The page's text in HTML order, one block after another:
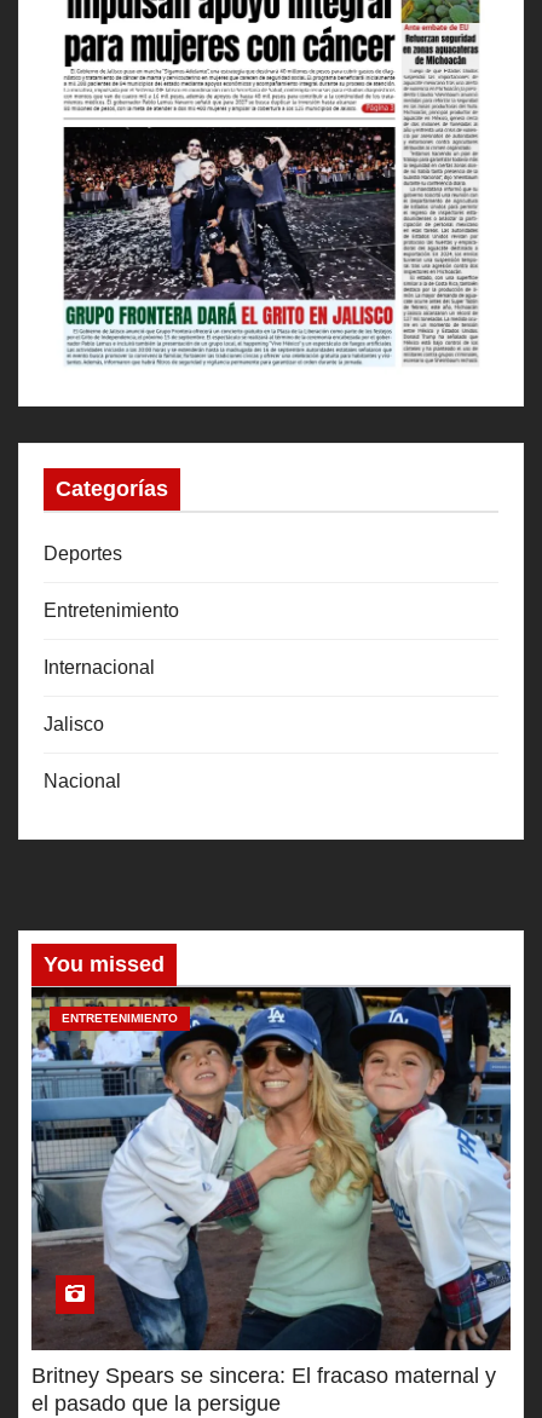
Categorías
Deportes
Entretenimiento
Internacional
Jalisco
Nacional
You missed
ENTRETENIMIENTO
Britney Spears se sincera: El fracaso maternal y
el pasado que la persigue